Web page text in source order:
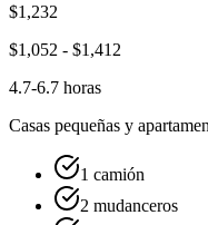
$1,232
$1,052 - $1,412
4.7-6.7 horas
Casas pequeñas y
1 camión
2 mudanceros